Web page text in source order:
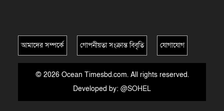
আমাদের সম্পর্কে গোপনীয়তা সংক্রান্ত বিবৃতি যোগাযোগ
© 2026 Ocean Timesbd.com. All rights reserved.
Developed by: @SOHEL